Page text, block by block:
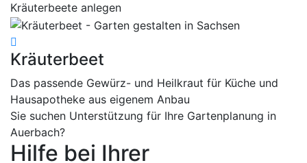
Kräuterbeete anlegen
Kräuterbeet
Das passende Gewürz- und Heilkraut für Küche und
Hausapotheke aus eigenem Anbau
Sie suchen Unterstützung für Ihre Gartenplanung in
Auerbach?
Hilfe bei Ihrer